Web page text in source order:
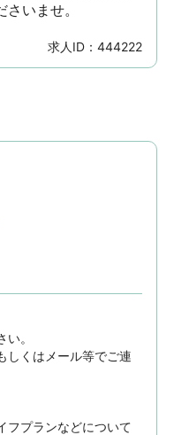
いませ。
求人ID：444222
。
しくはメール等でご連
フプランなどについて